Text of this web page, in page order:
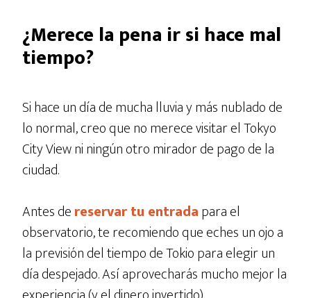
¿Merece la pena ir si hace mal
tiempo?
Si hace un día de mucha lluvia y más nublado de
lo normal, creo que no merece visitar el Tokyo
City View ni ningún otro mirador de pago de la
ciudad.
Antes dereservar tu entradapara el
observatorio, te recomiendo que eches un ojo a
la previsión del tiempo de Tokio para elegir un
día despejado. Así aprovecharás mucho mejor la